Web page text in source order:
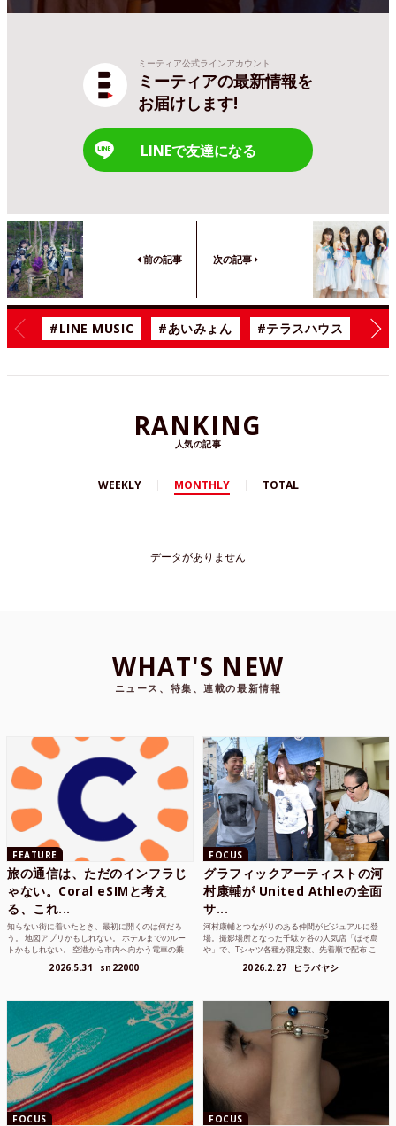
ミーティア公式ラインアカウント
ミーティアの最新情報を
お届けします!
LINEで友達になる
前の記事 次の記事
#LINE MUSIC #あいみょん #テラスハウス #
RANKING
人気の記事
WEEKLY MONTHLY TOTAL
データがありません
WHAT'S NEW
ニュース、特集、連載の最新情報
FEATURE
旅の通信は、ただのインフラじ
ゃない。Coral eSIMと考え
る、これ...
知らない街に着いたとき、最初に開くのは何だろ
う。 地図アプリかもしれない。 ホテルまでのルー
トかもしれない。 空港から市内へ向かう電車の乗
2026.5.31 sn22000
FOCUS
グラフィックアーティストの河
村康輔が United Athleの全面
サ...
河村康輔とつながりのある仲間がビジュアルに登
場。撮影場所となった千駄ヶ谷の人気店「ほそ島
や」で、Tシャツ各種が限定数、先着順で配布 こ
2026.2.27 ヒラバヤシ
FOCUS FOCUS